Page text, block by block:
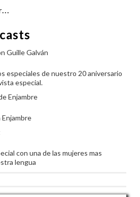
Guille Galván
especiales de nuestro 20 aniversario
especial.
Enjambre
Enjambre
con una de las mujeres mas
lengua